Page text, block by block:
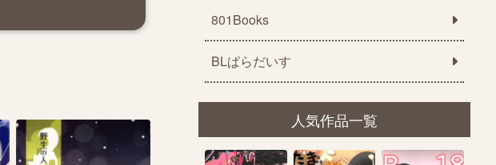
801Books
BLぱらだいす
人気作品一覧